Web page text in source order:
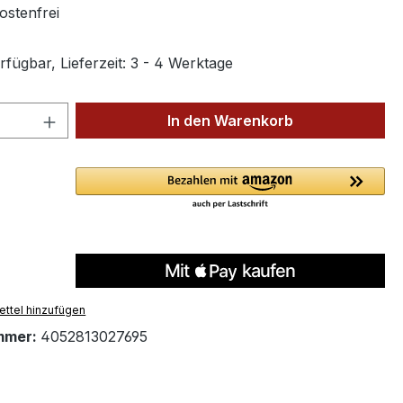
Lieferzeit: 3 - 4 Werktage
Anzahl: Gib den gewünschten Wert
In den Warenkorb
hinzufügen
4052813027695